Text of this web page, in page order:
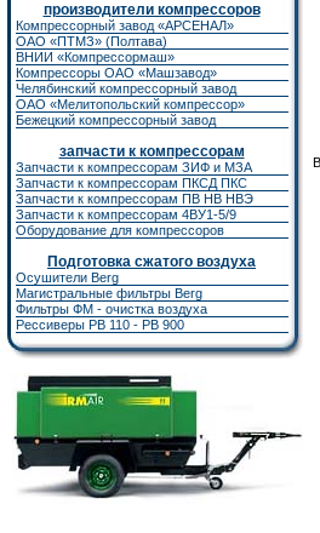
производители компрессоров
Компрессорный завод «АРСЕНАЛ»
ОАО «ПТМЗ» (Полтава)
ВНИИ «Компрессормаш»
Компрессоры ОАО «Машзавод»
Челябинский компрессорный завод
ОАО «Мелитопольский компрессор»
Бежецкий компрессорный завод
запчасти к компрессорам
Запчасти к компрессорам ЗИФи МЗА
Запчасти к компрессорам ПКСД ПКС
Запчасти к компрессорам ПВ НВ НВЭ
Запчасти к компрессорам 4ВУ1-5/9
Оборудование для компрессоров
Подготовка сжатого воздуха
Осушители Berg
Магистральные фильтры Berg
Фильтры ФМ - очистка воздуха
Рессиверы РВ 110 - РВ 900